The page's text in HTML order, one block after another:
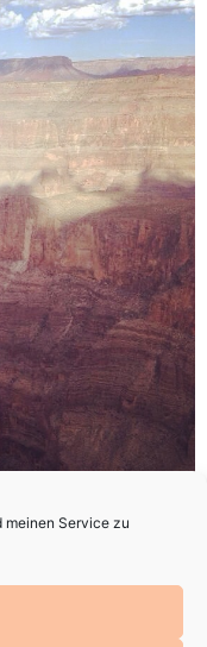
meinen Service zu